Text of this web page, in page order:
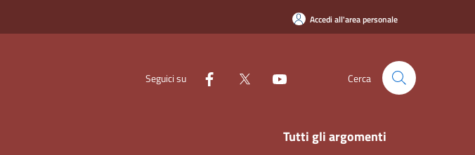
Accedi all'area personale
Seguici su Cerca
Tutti gli argomenti